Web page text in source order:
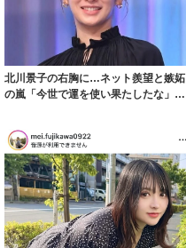
北川景子の右胸に…ネット羨望と嫉妬
の嵐「今世で運を使い果たしたな」